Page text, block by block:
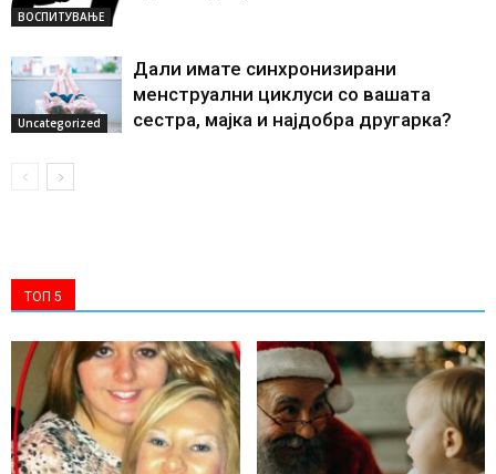
ВОСПИТУВАЊЕ
Uncategorized
Дали имате синхронизирани
менструални циклуси со вашата
сестра, мајка и најдобра другарка?
ТОП 5